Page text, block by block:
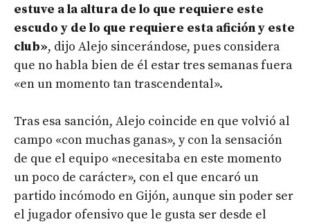
estuve a la altura de lo que requiere este
escudo y de lo que requiere esta afición y este
club», dijo Alejo sincerándose, pues considera
que no habla bien de él estar tres semanas fuera
«en un momento tan trascendental».
Tras esa sanción, Alejo coincide en que volvió al
campo «con muchas ganas», y con la sensación
de que el equipo «necesitaba en este momento
un poco de carácter», con el que encaró un
partido incómodo en Gijón, aunque sin poder ser
el jugador ofensivo que le gusta ser desde el